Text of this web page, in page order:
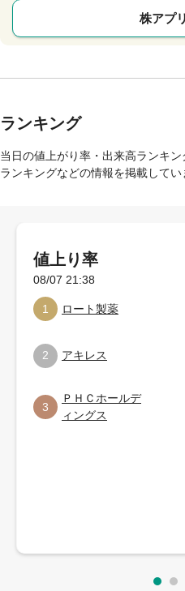
株アプ
ランキング
当日の値上がり率・出来高ランキ
ランキングなどの情報を掲載してい